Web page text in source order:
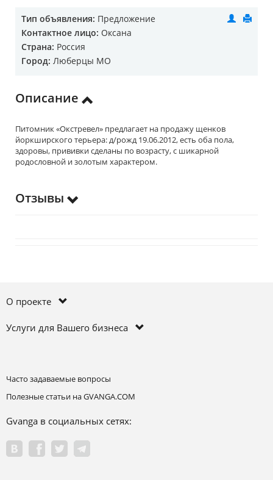
Тип объявления: Предложение
Контактное лицо: Оксана
Страна: Россия
Город: Люберцы МО
Описание
Питомник «Окстревел» предлагает на продажу щенков
йоркширского терьера: д/рожд 19.06.2012, есть оба пола,
здоровы, прививки сделаны по возрасту, с шикарной
родословной и золотым характером.
Отзывы
О проекте
Услуги для Вашего бизнеса
Часто задаваемые вопросы
Полезные статьи на GVANGA.COM
Gvanga в социальных сетях: